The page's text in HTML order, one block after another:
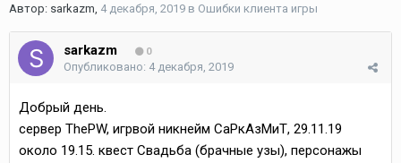
Автор: sarkazm, 4 декабря, 2019 в Ошибки клиента игры
sarkazm 0
Опубликовано: 4 декабря, 2019
Добрый день.
сервер ThePW, игрвой никнейм СаРкАзМиТ, 29.11.19
около 19.15. квест Свадьба (брачные узы), персонажы